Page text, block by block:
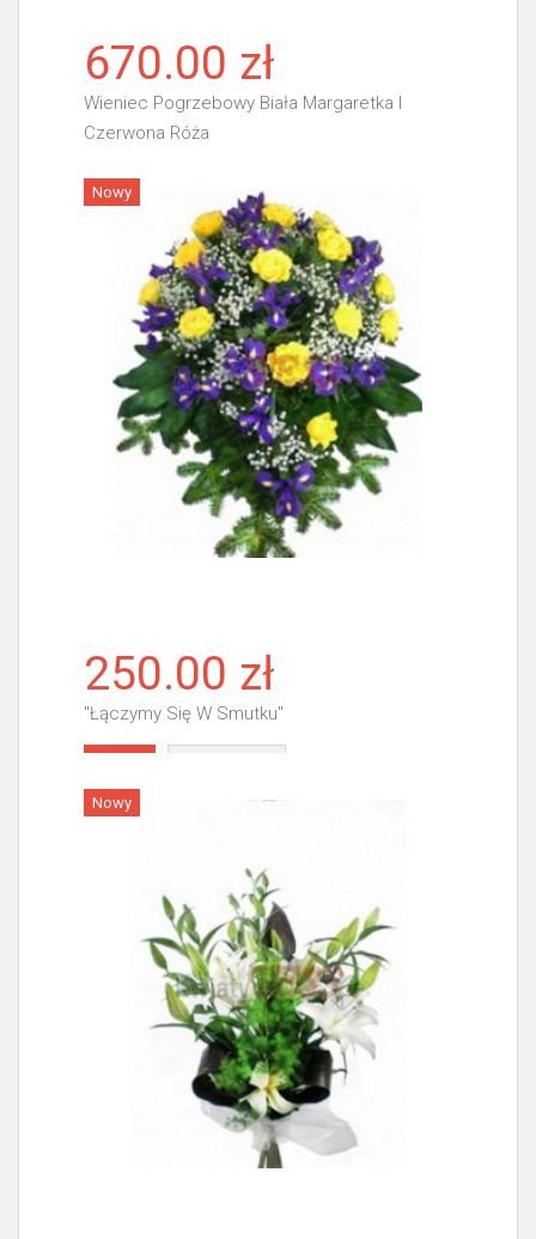
670.00 zł
Wieniec Pogrzebowy Biała Margaretka I
Czerwona Róża
Więcej
Nowy
250.00 zł
"Łączymy Się W Smutku"
Nowy